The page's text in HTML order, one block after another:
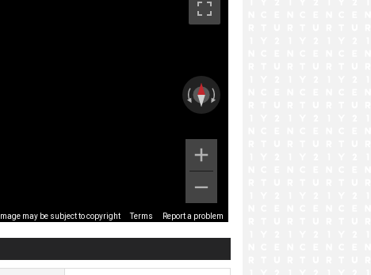
Image may be subject to copyright Terms Report a problem